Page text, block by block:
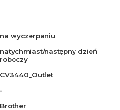
na wyczerpaniu
natychmiast/następny dzień
roboczy
CV3440_Outlet
-
Brother